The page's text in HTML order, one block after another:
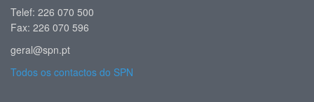
Telef: 226 070 500
Fax: 226 070 596
geral@spn.pt
Todos os contactos do SPN